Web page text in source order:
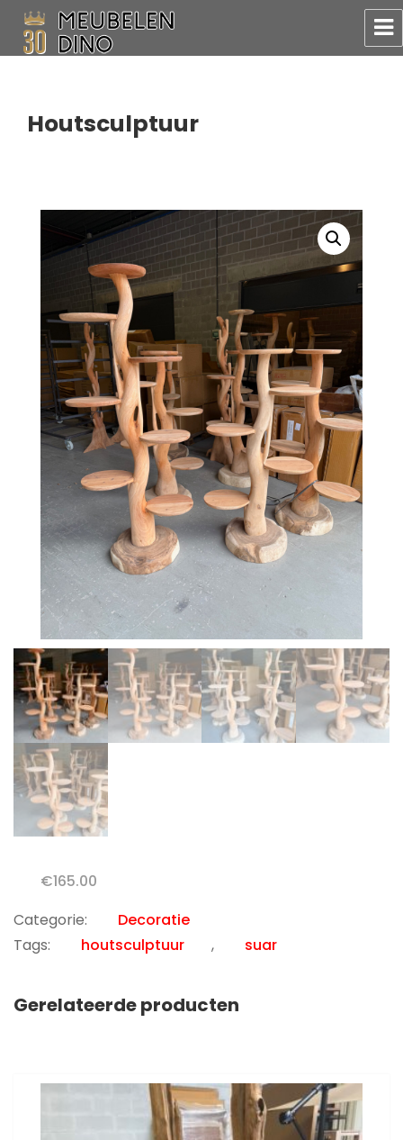
Houtsculptuur
€165.00
Categorie:
Decoratie
Tags:
houtsculptuur , suar
Gerelateerde producten